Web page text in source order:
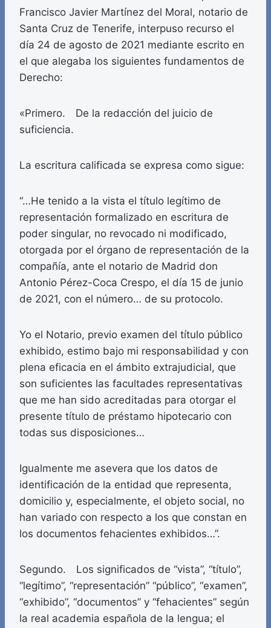
Francisco Javier Martínez del Moral, notario de
Santa Cruz de Tenerife, interpuso recurso el
día 24 de agosto de 2021 mediante escrito en
el que alegaba los siguientes fundamentos de
Derecho:
«Primero. De la redacción del juicio de
suficiencia.
La escritura calificada se expresa como sigue:
“…He tenido a la vista el título legítimo de
representación formalizado en escritura de
poder singular, no revocado ni modificado,
otorgada por el órgano de representación de la
compañía, ante el notario de Madrid don
Antonio Pérez-Coca Crespo, el día 15 de junio
de 2021, con el número… de su protocolo.
Yo el Notario, previo examen del título público
exhibido, estimo bajo mi responsabilidad y con
plena eficacia en el ámbito extrajudicial, que
son suficientes las facultades representativas
que me han sido acreditadas para otorgar el
presente título de préstamo hipotecario con
todas sus disposiciones…
Igualmente me asevera que los datos de
identificación de la entidad que representa,
domicilio y, especialmente, el objeto social, no
han variado con respecto a los que constan en
los documentos fehacientes exhibidos…”.
Segundo. Los significados de “vista”, “título”,
“legítimo”, “representación” “público”, “examen”,
“exhibido”, “documentos” y “fehacientes” según
la real academia española de la lengua; el